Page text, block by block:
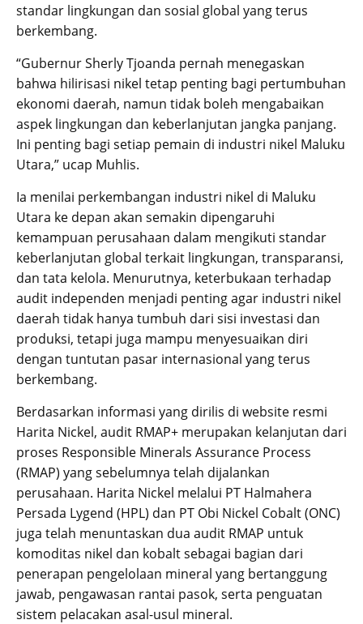
standar lingkungan dan sosial global yang terus
berkembang.
“Gubernur Sherly Tjoanda pernah menegaskan
bahwa hilirisasi nikel tetap penting bagi pertumbuhan
ekonomi daerah, namun tidak boleh mengabaikan
aspek lingkungan dan keberlanjutan jangka panjang.
Ini penting bagi setiap pemain di industri nikel Maluku
Utara,” ucap Muhlis.
Ia menilai perkembangan industri nikel di Maluku
Utara ke depan akan semakin dipengaruhi
kemampuan perusahaan dalam mengikuti standar
keberlanjutan global terkait lingkungan, transparansi,
dan tata kelola. Menurutnya, keterbukaan terhadap
audit independen menjadi penting agar industri nikel
daerah tidak hanya tumbuh dari sisi investasi dan
produksi, tetapi juga mampu menyesuaikan diri
dengan tuntutan pasar internasional yang terus
berkembang.
Berdasarkan informasi yang dirilis di website resmi
Harita Nickel, audit RMAP+ merupakan kelanjutan dari
proses Responsible Minerals Assurance Process
(RMAP) yang sebelumnya telah dijalankan
perusahaan. Harita Nickel melalui PT Halmahera
Persada Lygend (HPL) dan PT Obi Nickel Cobalt (ONC)
juga telah menuntaskan dua audit RMAP untuk
komoditas nikel dan kobalt sebagai bagian dari
penerapan pengelolaan mineral yang bertanggung
jawab, pengawasan rantai pasok, serta penguatan
sistem pelacakan asal-usul mineral.